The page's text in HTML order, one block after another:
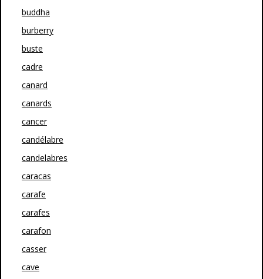
buddha
burberry
buste
cadre
canard
canards
cancer
candélabre
candelabres
caracas
carafe
carafes
carafon
casser
cave